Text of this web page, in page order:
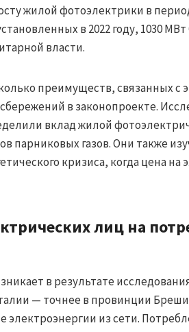
жилой фотоэлектрики в период
в 2022 году, 1030
власти.
преимуществ, связанных с
в законопроекте.
вклад жилой
парниковых газов. Они также
кризиса, когда цена на
лиц на
в результате
— точнее в провинции
электроэнергии из сети.